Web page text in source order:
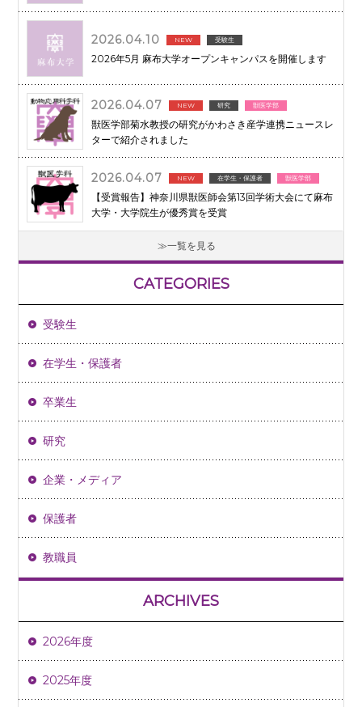
2026.04.10 NEW 受験生
2026年5月 麻布大学オープンキャンパスを開催します
2026.04.07 NEW 研究 獣医学部
獣医学部菊水教授の研究がかわさき産学連携ニュースレ
ターで紹介されました
2026.04.07 NEW 在学生・保護者 獣医学部
【受賞報告】神奈川県獣医師会第13回学術大会にて麻布
大学・大学院生が優秀賞を受賞
一覧を見る
CATEGORIES
受験生
在学生・保護者
卒業生
研究
企業・メディア
保護者
教職員
ARCHIVES
2026年度
2025年度